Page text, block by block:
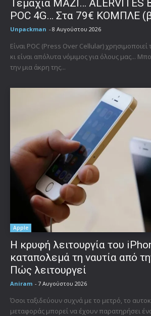
Τεμάχια ΜΑΖΙ… ALERVITES
POC 4G… Στα 79€ ΚΟΜΠΛΕ
Unpackman - 8 Αυγούστου 2026
Είναι POC (Press Over Cellular) χρησιμοποιεί
κι είναι απόλυτα νόμιμος για όλους μας...
την μια άκρη της...
Apple
Η κρυφή λειτουργία του
καταπολεμά τη ναυτία από
Πώς λειτουργεί
Aniram - 7 Αυγούστου 2026
Όσοι ταξιδεύουν συχνά με το μετρό, το
μεταφοράς μπορεί να έχουν παρατηρήσει